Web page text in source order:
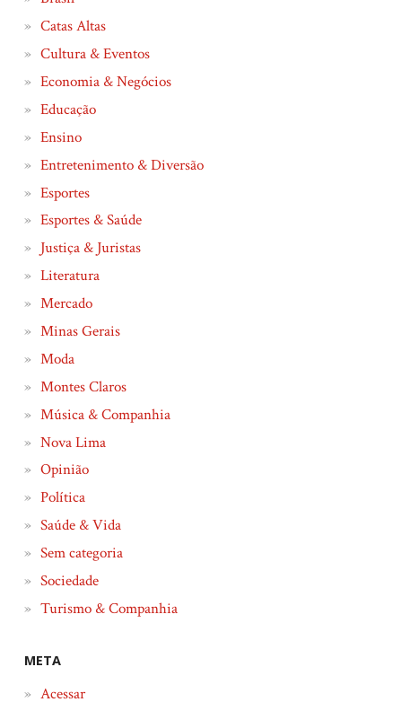
Catas Altas
Cultura & Eventos
Economia & Negócios
Educação
Ensino
Entretenimento & Diversão
Esportes
Esportes & Saúde
Justiça & Juristas
Literatura
Mercado
Minas Gerais
Moda
Montes Claros
Música & Companhia
Nova Lima
Opinião
Política
Saúde & Vida
Sem categoria
Sociedade
Turismo & Companhia
META
Acessar